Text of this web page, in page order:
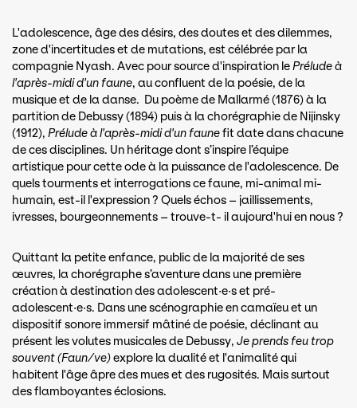
L'adolescence, âge des désirs, des doutes et des dilemmes,
zone d'incertitudes et de mutations, est célébrée par la
compagnie Nyash. Avec pour source d'inspiration lePrélude à
l'après-midi d'un faune, au confluent de la poésie, de la
musique et de la danse. Du poème de Mallarmé (1876) à la
partition de Debussy (1894) puis à la chorégraphie de Nijinsky
(1912), Prélude à l'après-midi d'un faunefit date dans chacune
de ces disciplines. Un héritage dont s’inspire l’équipe
artistique pour cette ode à la puissance de l'adolescence. De
quels tourments et interrogations ce faune, mi-animal mi-
humain, est-il l'expression ? Quels échos – jaillissements,
ivresses, bourgeonnements – trouve-t- il aujourd'hui en nous ?
Quittant la petite enfance, public de la majorité de ses
œuvres, la chorégraphe s’aventure dans une première
création à destination des adolescent·e·s et pré-
adolescent·e·s. Dans une scénographie en camaïeu et un
dispositif sonore immersif mâtiné de poésie, déclinant au
présent les volutes musicales de Debussy, Je prends feu trop
souvent (Faun/ve)explore la dualité et l'animalité qui
habitent l'âge âpre des mues et des rugosités. Mais surtout
des flamboyantes éclosions.